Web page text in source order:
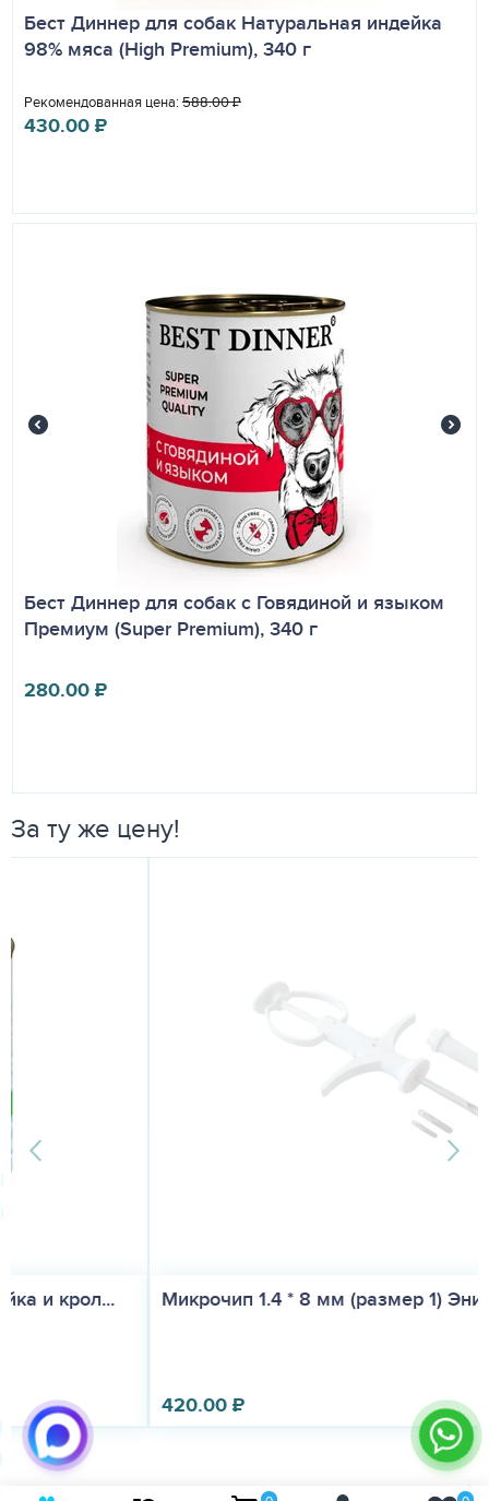
Бест Диннер для собак Натуральная индейка
98% мяса (High Premium), 340 г
Рекомендованная цена: 588.00₽
430.00₽
Бест Диннер для собак с Говядиной и языком
Премиум (Super Premium), 340 г
280.00₽
За ту же цену!
Микрочип 1.4 * 8 мм (размер 1) Энимал Айд...
420.00